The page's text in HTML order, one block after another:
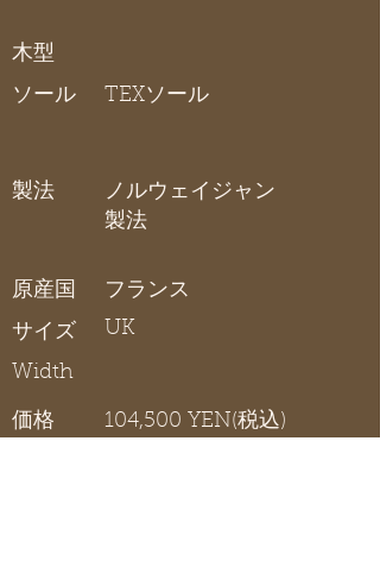
木型
ソール
TEXソール
製法
ノルウェイジャン
製法
原産国
サイズ
Width
フランス
UK
価格 104,500 YEN(税込)